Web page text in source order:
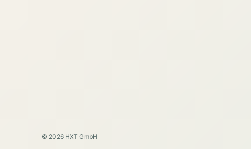
© 2026 HXT GmbH